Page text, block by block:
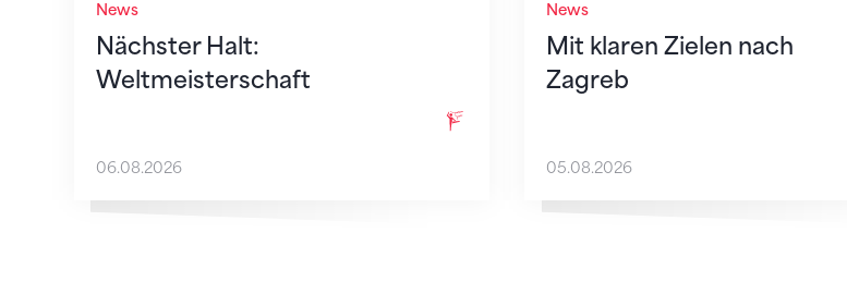
News
Nächster Halt:
Weltmeisterschaft
06.08.2026
News
Mit klaren Zielen nach
Zagreb
05.08.2026